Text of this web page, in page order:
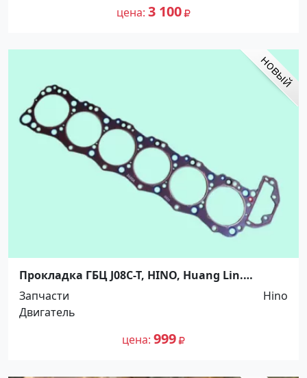
цена 3 100
Прокладка ГБЦ J08C-T, HINO, Huang Lin.
Распродажа! Краснодар
Запчасти
Hino
Двигатель
цена 999